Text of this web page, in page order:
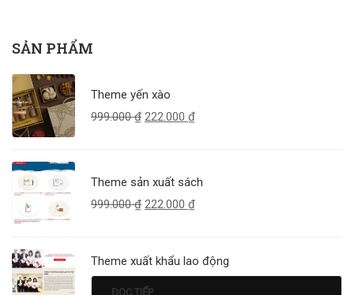
SẢN PHẨM
Theme yến xào
999.000₫ 222.000 ₫
Theme sản xuất sách
999.000₫ 222.000 ₫
Theme xuất khẩu lao động
ĐỌC TIẾP